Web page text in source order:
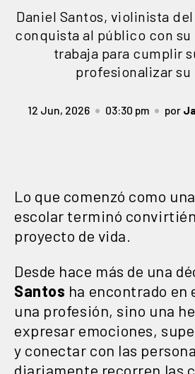
Daniel Santos, violinista
conquista al público con
trabaja para cumplir
profesionalizar su
12 Jun, 2026 03:30 pm por
Lo que comenzó como una
escolar terminó
proyecto de vida.
Desde hace más de una
Santos ha encontrado en
una profesión, sino una
expresar emociones,
y conectar con las
diariamente recorren las